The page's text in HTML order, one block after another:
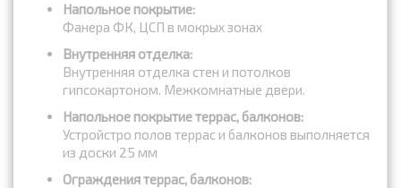
Напольное покрытие:
Фанера ФК, ЦСП в мокрых зонах
Внутренняя отделка:
Внутренняя отделка стен и потолков
гипсокартоном. Межкомнатные двери.
Напольное покрытие террас, балконов:
Устройстро полов террас и балконов выполняется
из доски 25 мм
Ограждения террас, балконов: